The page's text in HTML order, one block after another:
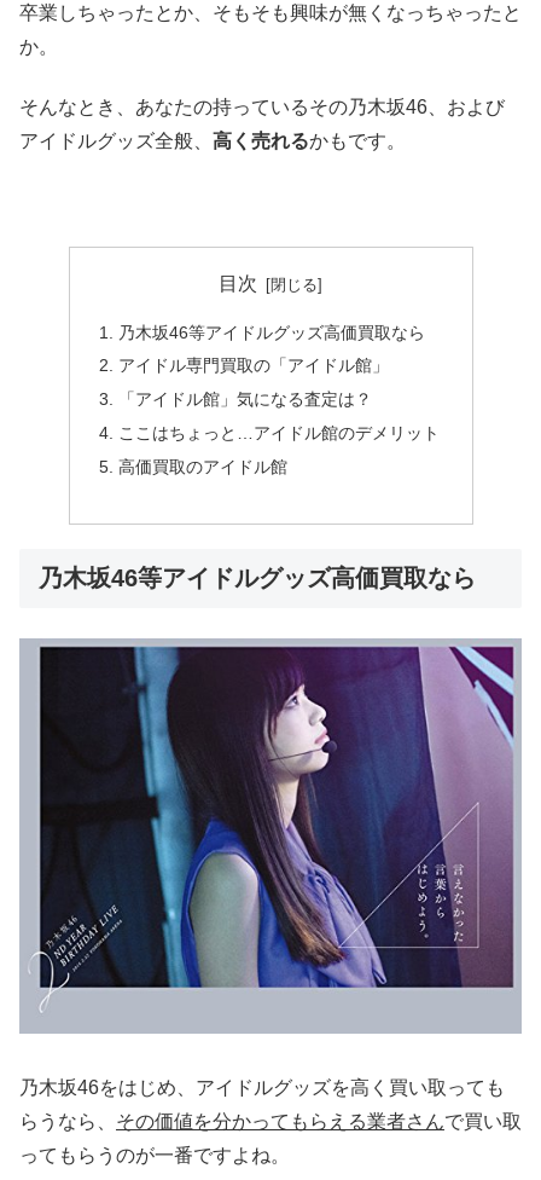
卒業しちゃったとか、そもそも興味が無くなっちゃったと
か。
そんなとき、あなたの持っているその乃木坂46、および
アイドルグッズ全般、 高く売れるかもです。
目次
乃木坂46等アイドルグッズ高価買取なら
アイドル専門買取の「アイドル館」
「アイドル館」気になる査定は？
ここはちょっと…アイドル館のデメリット
高価買取のアイドル館
乃木坂46等アイドルグッズ高価買取なら
乃木坂46をはじめ、アイドルグッズを高く買い取っても
らうなら、 その価値を分かってもらえる業者さんで買い取
ってもらうのが一番ですよね。